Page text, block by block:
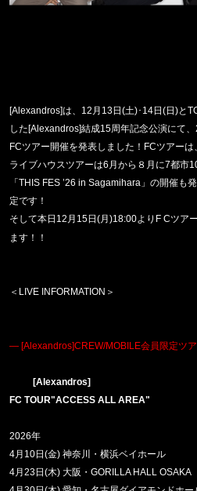
[Alexandros]は、 12 月 13日(土)･ 14日(日)と
した[Alexandros]結成15周年記念公演にて、
FCツアー開催を発表しました！ FCツアーは
ライブハウスツアーは6 月から８月に7都市
「THIS FES ’26 in Sagamihara 」の開催も
定です！
そして本日 12 月 15日(月)18:00より F Cツア
ます！！
＜ LIVE INFORMATION ＞
― [Alexandros]CREW/MOBILE会員限定ツ
[Alexandros]
FC TOUR"ACCESS ALL AREA"
2026年
4月 10日(金)神奈川・横浜ベイホール
4月23日(木)大阪・GORILLA HALL OSAKA